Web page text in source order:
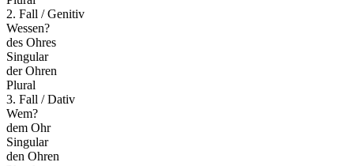
2. Fall / Genitiv
Wessen?
des Ohres
Singular
der Ohren
Plural
3. Fall / Dativ
Wem?
dem Ohr
Singular
den Ohren